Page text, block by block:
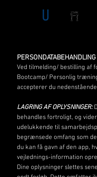
Ved tilmelding/ bestilling af
Bootcamp/ Personlig
accepterer du
LAGRING AF OPLYSNINGER:
behandles fortroligt, og
udelukkende til
begrænsede omfang som
du kan få gavn af den app,
vejlednings-information
Dine oplysninger slettes